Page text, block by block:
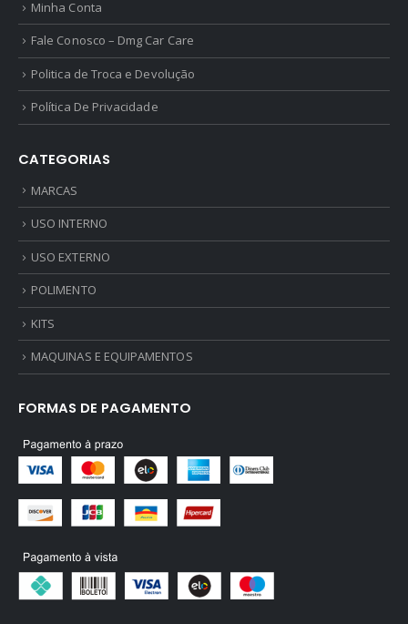
Minha Conta
Fale Conosco – Dmg Car Care
Politica de Troca e Devolução
Política De Privacidade
CATEGORIAS
MARCAS
USO INTERNO
USO EXTERNO
POLIMENTO
KITS
MAQUINAS E EQUIPAMENTOS
FORMAS DE PAGAMENTO